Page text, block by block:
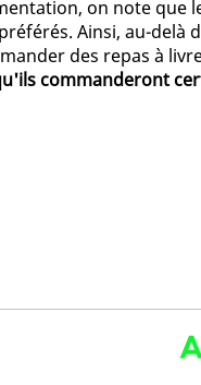
on note que
Ainsi, au-delà
des repas à
commanderont